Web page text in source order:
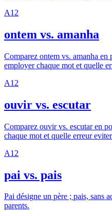
A1 2
ontem vs. amanha
Comparez ontem vs. amanha en
employer chaque mot et quelle
A1 2
ouvir vs. escutar
Comparez ouvir vs. escutar en
chaque mot et quelle erreur
A1 2
pai vs. pais
Pai désigne un père ; pais, sans
parents.